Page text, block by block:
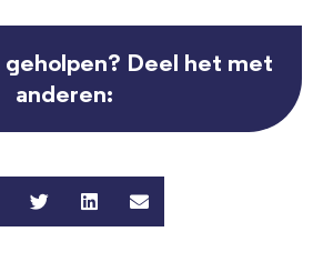
Deel het met
anderen: